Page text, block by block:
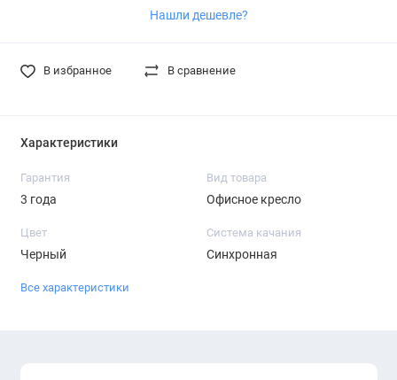
Нашли дешевле?
В избранное В сравнение
Характеристики
Гарантия
3 года
Вид товара
Офисное кресло
Цвет
Черный
Система качания
Синхронная
Все характеристики